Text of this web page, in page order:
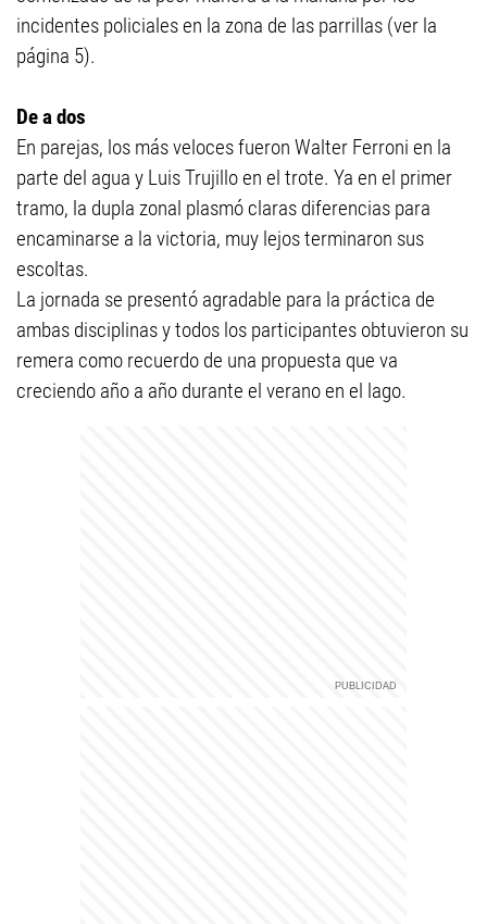
incidentes policiales en la zona de las parrillas (ver la
página 5).
De a dos
En parejas, los más veloces fueron Walter Ferroni en la
parte del agua y Luis Trujillo en el trote. Ya en el primer
tramo, la dupla zonal plasmó claras diferencias para
encaminarse a la victoria, muy lejos terminaron sus
escoltas.
La jornada se presentó agradable para la práctica de
ambas disciplinas y todos los participantes obtuvieron su
remera como recuerdo de una propuesta que va
creciendo año a año durante el verano en el lago.